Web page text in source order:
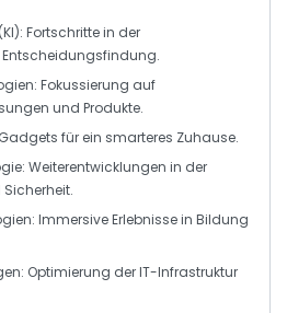
: Fortschritte in der
: Fokussierung auf
und Produkte.
für ein smarteres Zuhause.
: Weiterentwicklungen in der
: Immersive Erlebnisse in Bildung
: Optimierung der IT-Infrastruktur